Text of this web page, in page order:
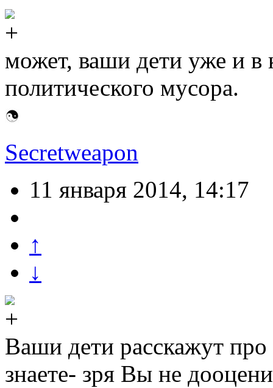
может, ваши дети уже и в
политического мусора.
Secretweapon
11 января 2014, 14:17
↑
↓
Ваши дети расскажут
знаете- зря Вы не